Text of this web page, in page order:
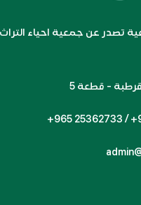
تصدر عن جمعية احياء التراث
- قطعة 5
+965 25362733 /